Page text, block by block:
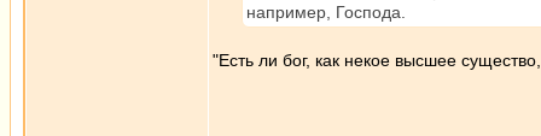
например, Господа.
"Есть ли бог, как некое высшее